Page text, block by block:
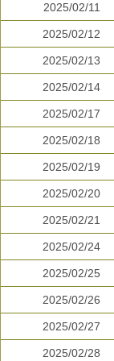
2025/02/11
2025/02/12
2025/02/13
2025/02/14
2025/02/17
2025/02/18
2025/02/19
2025/02/20
2025/02/21
2025/02/24
2025/02/25
2025/02/26
2025/02/27
2025/02/28